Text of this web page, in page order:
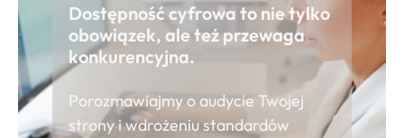
Dostępność cyfrowa to nie tylko
obowiązek, ale też przewaga
konkurencyjna.
Porozmawiajmy o audycie Twojej
strony i wdrożeniu standardów